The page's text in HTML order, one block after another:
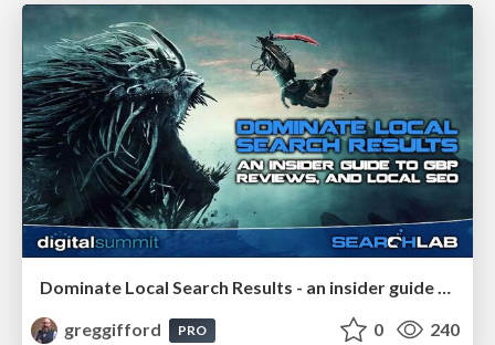
Dominate Local Search Results - an insider guide to GBP, reviews, and Local SEO
greggifford
PRO 0 240